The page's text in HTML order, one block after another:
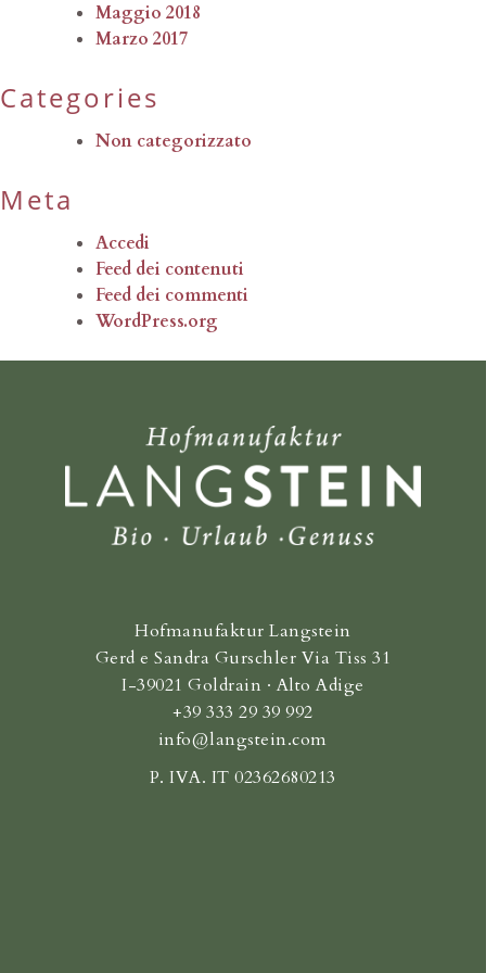
Maggio 2018
Marzo 2017
Categories
Non categorizzato
Meta
Accedi
Feed dei contenuti
Feed dei commenti
WordPress.org
Hofmanufaktur Langstein
Gerd e Sandra Gurschler Via Tiss 31
I-39021 Goldrain · Alto Adige
+39 333 29 39 992
info@langstein.com
P. IVA. IT 02362680213